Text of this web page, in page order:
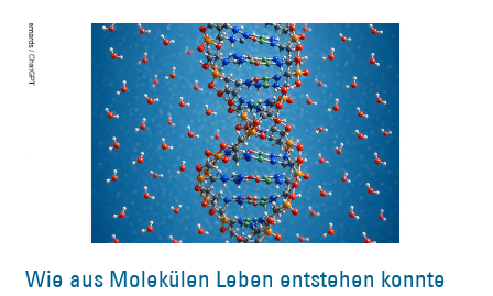
Wie aus Molekülen Leben entstehen konnte